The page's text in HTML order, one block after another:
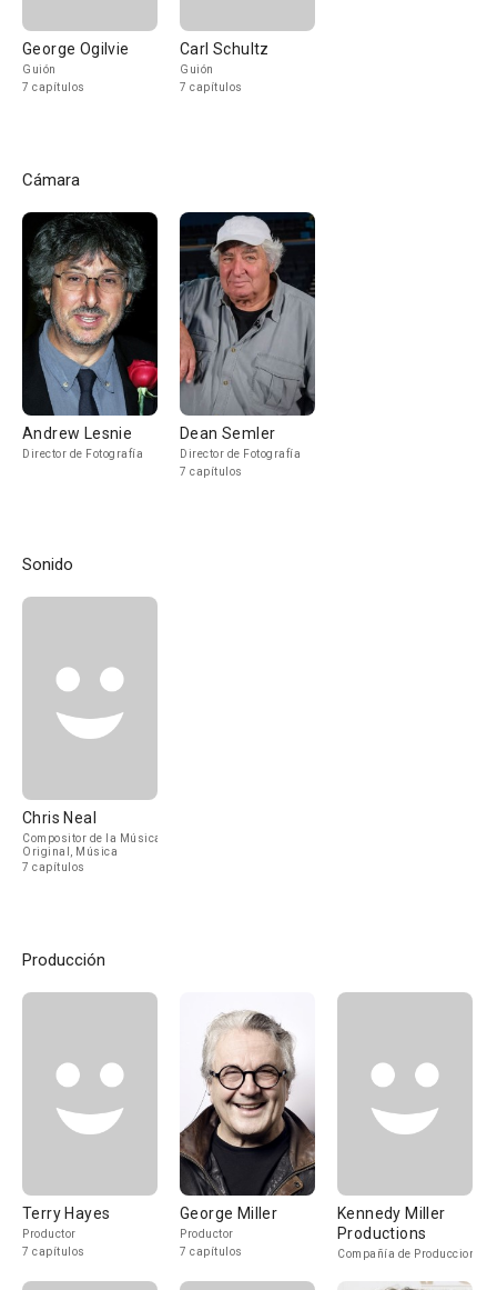
George Ogilvie
Guión
7 capítulos
Carl Schultz
Guión
7 capítulos
Cámara
Andrew Lesnie
Director de Fotografía
Dean Semler
Director de Fotografía
7 capítulos
Sonido
Chris Neal
Compositor de la Música
Original, Música
7 capítulos
Producción
Terry Hayes
Productor
7 capítulos
George Miller
Productor
7 capítulos
Kennedy Miller
Productions
Compañía de Produccion